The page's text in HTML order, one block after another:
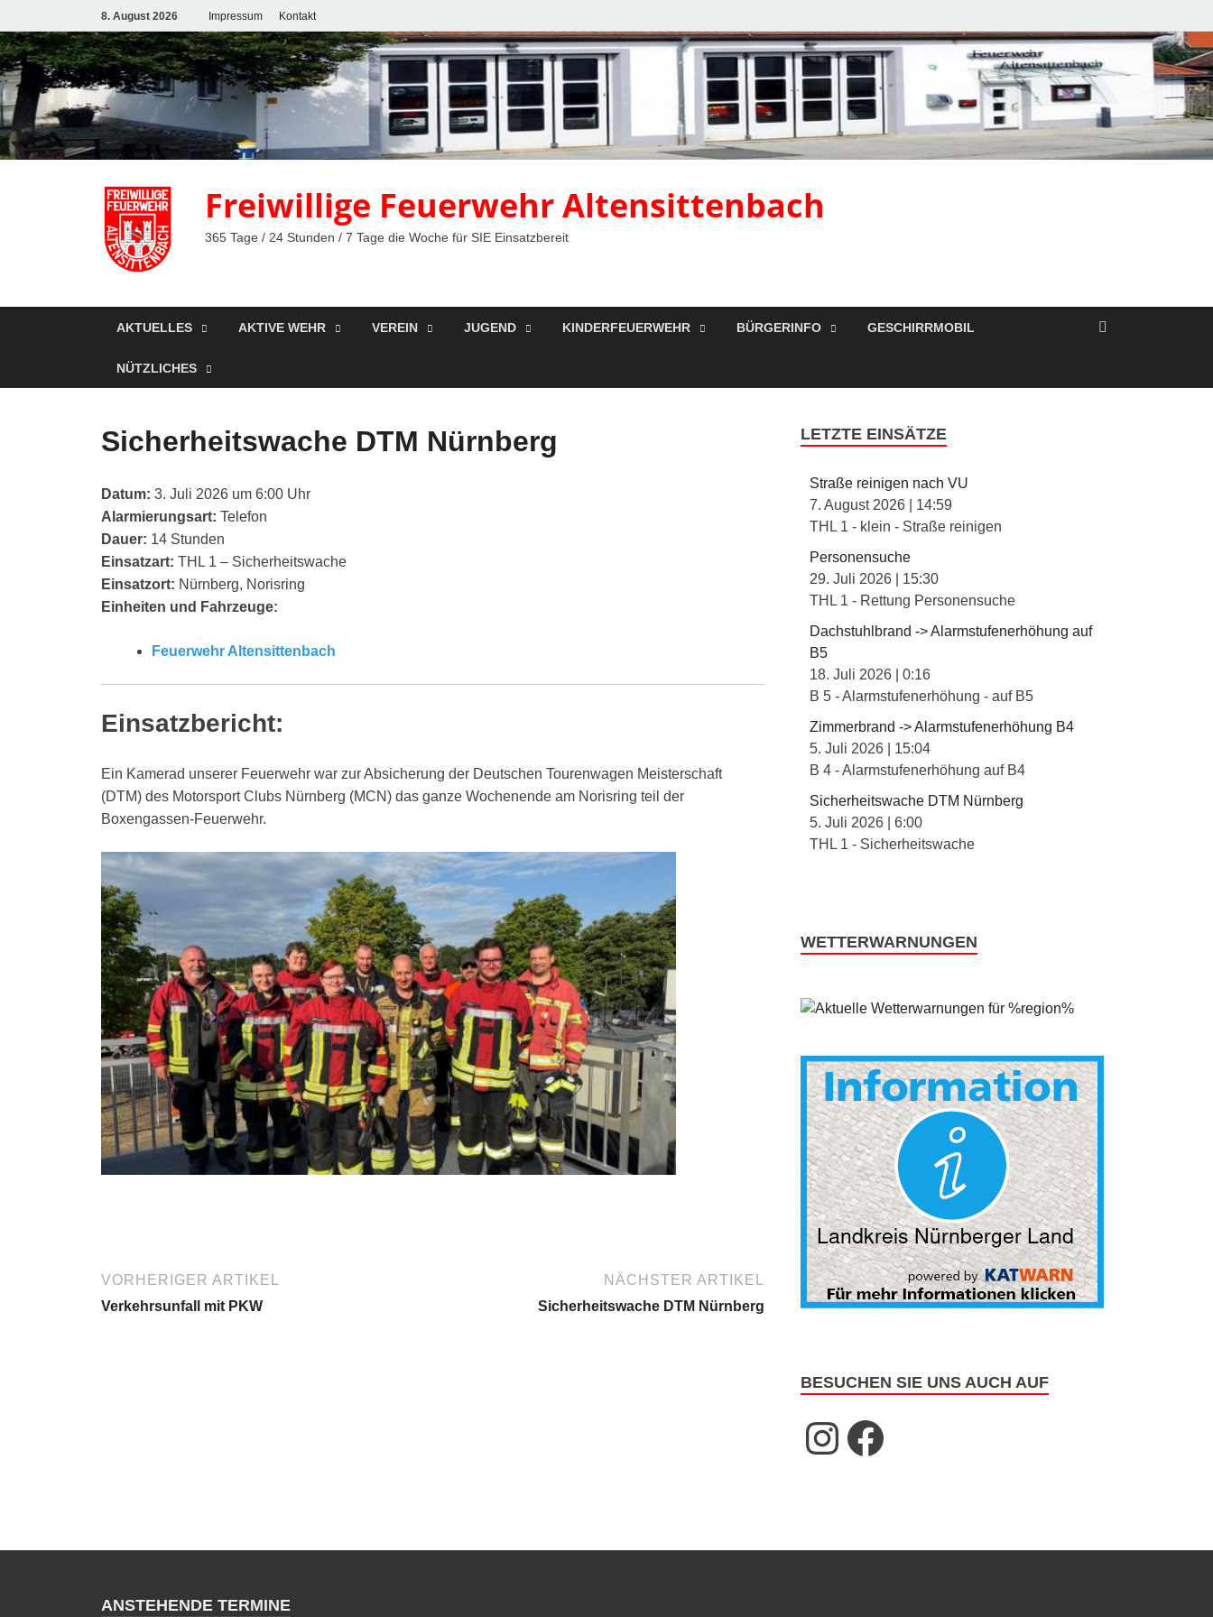
8. August 2026 Impressum Kontakt
Freiwillige Feuerwehr Altensittenbach
365 Tage / 24 Stunden / 7 Tage die Woche für SIE Einsatzbereit
AKTUELLES AKTIVE WEHR VEREIN JUGEND KINDERFEUERWEHR BÜRGERINFO GESCHIRRMOBIL
NÜTZLICHES
Sicherheitswache DTM Nürnberg
Datum: 3. Juli 2026 um 6:00 Uhr
Alarmierungsart: Telefon
Dauer: 14 Stunden
Einsatzart: THL 1 – Sicherheitswache
Einsatzort: Nürnberg, Norisring
Einheiten und Fahrzeuge:
Feuerwehr Altensittenbach
Einsatzbericht:
Ein Kamerad unserer Feuerwehr war zur Absicherung der Deutschen Tourenwagen Meisterschaft
(DTM) des Motorsport Clubs Nürnberg (MCN) das ganze Wochenende am Norisring teil der
Boxengassen-Feuerwehr.
VORHERIGER ARTIKEL
Verkehrsunfall mit PKW
NÄCHSTER ARTIKEL
Sicherheitswache DTM Nürnberg
LETZTE EINSÄTZE
Straße reinigen nach VU
7. August 2026
14:59
THL 1 - klein - Straße reinigen
Personensuche
29. Juli 2026
15:30
THL 1 - Rettung Personensuche
Dachstuhlbrand -> Alarmstufenerhöhung auf
B5
18. Juli 2026 |0:16
B 5 - Alarmstufenerhöhung - auf B5
Zimmerbrand -> Alarmstufenerhöhung B4
5. Juli 2026
15:04
B 4 - Alarmstufenerhöhung auf B4
Sicherheitswache DTM Nürnberg
5. Juli 2026 |6:00
THL 1 - Sicherheitswache
WETTERWARNUNGEN
BESUCHEN SIE UNS AUCH AUF
ANSTEHENDE TERMINE